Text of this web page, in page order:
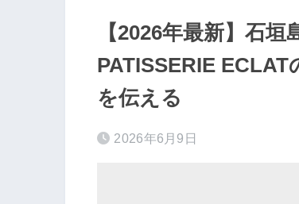
【2026年最新】石
PATISSERIE ECLAT
を伝える
2026年6月9日